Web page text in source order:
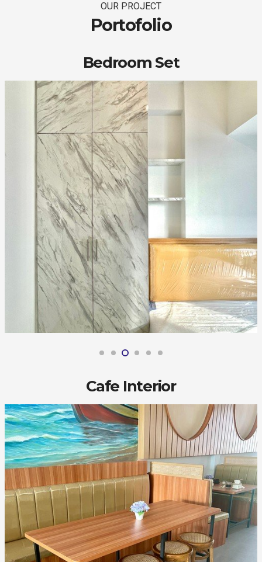
OUR PROJECT
Portofolio
Bedroom Set
Cafe Interior